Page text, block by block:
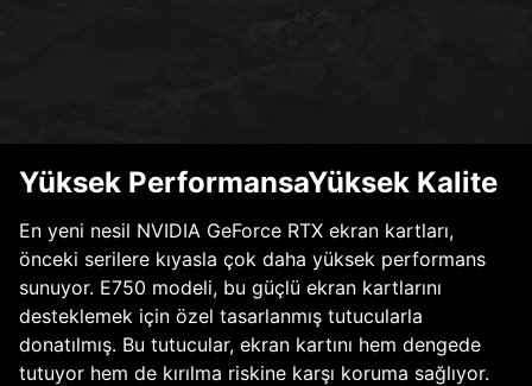
Yüksek PerformansaYüksek Kalite
En yeni nesil NVIDIA GeForce RTX ekran kartları,
önceki serilere kıyasla çok daha yüksek performans
sunuyor. E750 modeli, bu güçlü ekran kartlarını
desteklemek için özel tasarlanmış tutucularla
donatılmış. Bu tutucular, ekran kartını hem dengede
tutuyor hem de kırılma riskine karşı koruma sağlıyor.